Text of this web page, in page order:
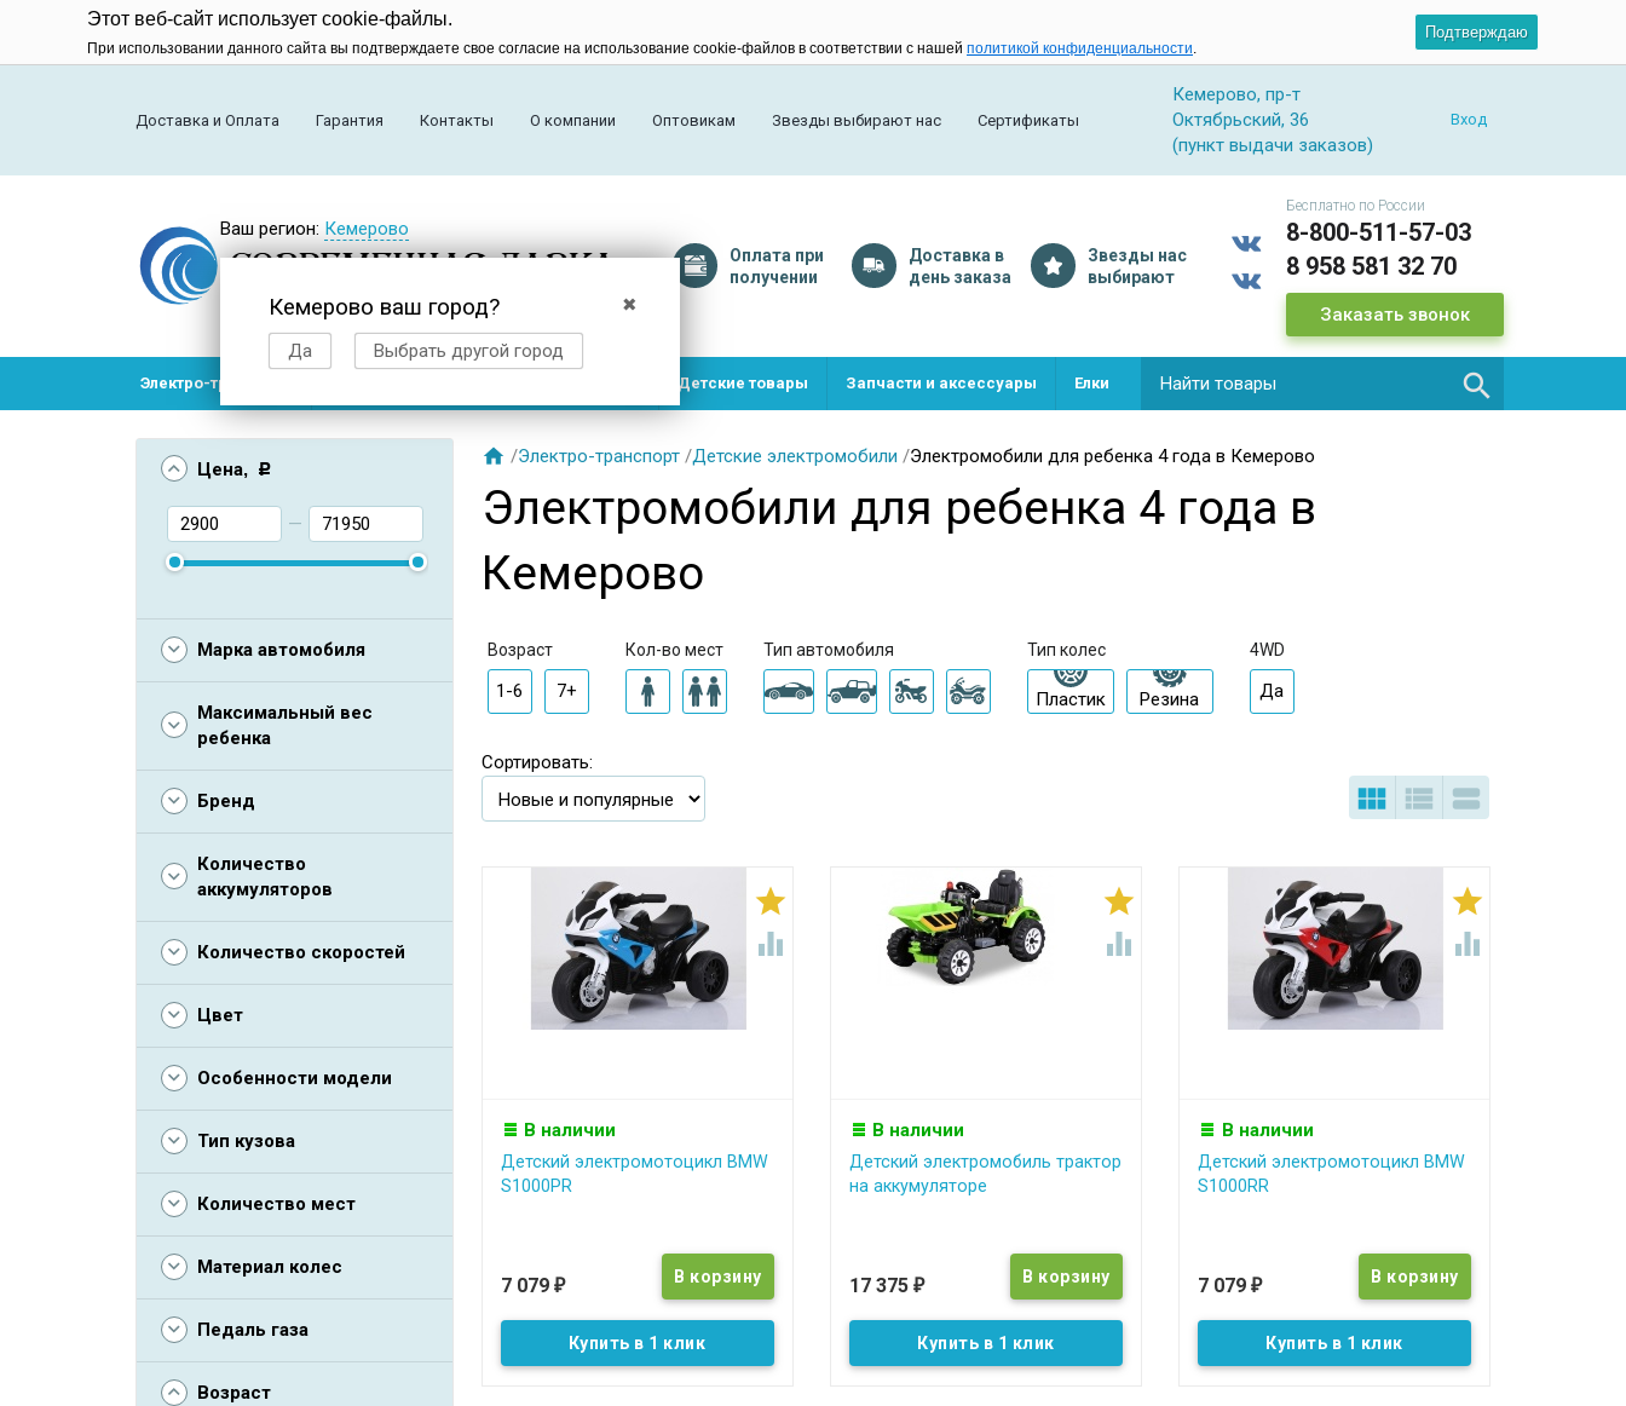
Этот веб-сайт использует cookie-файлы.
При использовании данного сайта вы подтверждаете свое согласие на использование cookie-файлов в соответствии с нашей политикой конфиденциальности.
Подтверждаю
Доставка и Оплата Гарантия Контакты О компании Оптовикам Звезды выбирают нас Сертификаты
Кемерово, пр-т
Октябрьский, 36
(пункт выдачи заказов)
Вход
Ваш регион: Кемерово
✖
Кемерово ваш город?
Да Выбрать другой город
Оплата при
получении
Доставка в
день заказа
Звезды нас
выбирают
Бесплатно по России
8-800-511-57-03
8 958 581 32 70
Заказать звонок
Электро-транспорт Детские товары Запчасти и аксессуары Елки 
Цена , Р
—
Марка автомобиля
Максимальный вес
ребенка
Бренд
Количество
аккумуляторов
Количество скоростей
Цвет
Особенности модели
Тип кузова
Количество мест
Материал колес
Педаль газа
Возраст
 /Электро-транспорт /Детские электромобили /Электромобили для ребенка 4 года в Кемерово
Электромобили для ребенка 4 года в
Кемерово
Возраст
1-6 7+
Кол-во мест Тип автомобиля Тип колес
Пластик Резина
4WD
Да
Сортировать:
  


В наличии
Детский электромотоцикл BMW
S1000PR
7 079 ₽
Купить в 1 клик


В наличии
Детский электромобиль трактор
на аккумуляторе
17 375 ₽
Купить в 1 клик


В наличии
Детский электромотоцикл BMW
S1000RR
7 079 ₽
Купить в 1 клик